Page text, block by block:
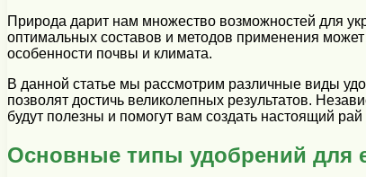
Природа дарит нам множество возможностей для
оптимальных составов и методов применения
особенности почвы и климата.
В данной статье мы рассмотрим различные виды
позволят достичь великолепных результатов.
будут полезны и помогут вам создать настоящий
Основные типы удобрений для